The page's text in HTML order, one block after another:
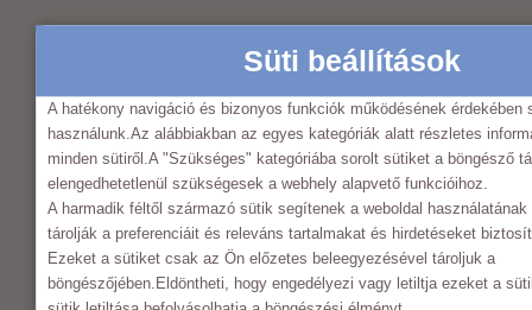
MENU
About my products
Süti beállítások
A hatékony navigáció és bizonyos funkciók működésének érdekében
használunk.Az alábbiakban az egyes kategóriák alatt részletes
minden sütiről.A "Szükséges" kategóriába sorolt sütiket a böngésző
elengedhetetlenül szükségesek a webhely alapvető funkcióihoz.
A harmadik féltől származó sütik segítenek a weboldal használatának
tárolják a preferenciáit és releváns tartalmakat és hirdetéseket
Ezeket a sütiket csak az Ön előzetes beleegyezésével tároljuk a
böngészőjében.Eldöntheti, hogy engedélyezi vagy letiltja ezeket a